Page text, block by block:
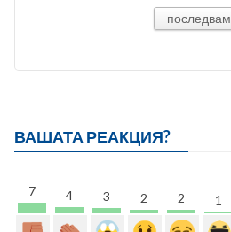
последвам
ВАШАТА РЕАКЦИЯ?
7 4 3 2 2 1